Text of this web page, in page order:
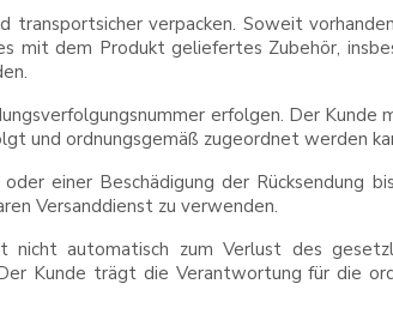
verpacken. Soweit
mit dem Produkt geliefertes Zubehör,
erfolgen. Der Kunde
und ordnungsgemäß zugeordnet werden
einer Beschädigung der Rücksendung
Versanddienst zu verwenden.
nicht automatisch zum Verlust des
Kunde trägt die Verantwortung für die